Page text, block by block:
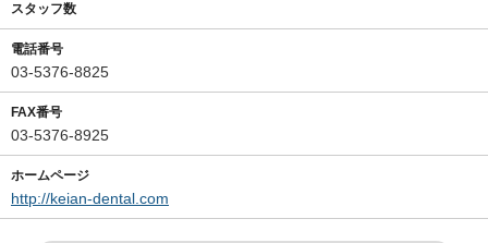
スタッフ数
電話番号
03-5376-8825
FAX番号
03-5376-8925
ホームページ
http://keian-dental.com